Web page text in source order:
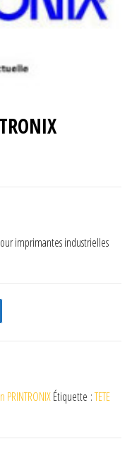
imprimantes industrielles
SL5306R RFID 300 Dpi
Étiquette :TETE